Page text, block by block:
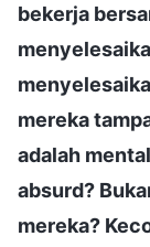
bekerja
mereka
adalah
absurd?
mereka?